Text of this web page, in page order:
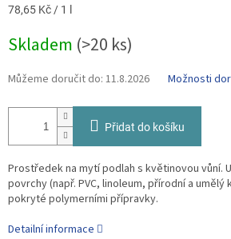
Měrná
78,65 Kč / 1 l
Skladem (>20 ks)
Můžeme doručit do: 11.8.2026 Možnosti
Přidat do košíku
Prostředek na mytí podlah s květinovou vůní.
povrchy (např. PVC, linoleum, přírodní a
pokryté polymerními přípravky.
Detailní informace